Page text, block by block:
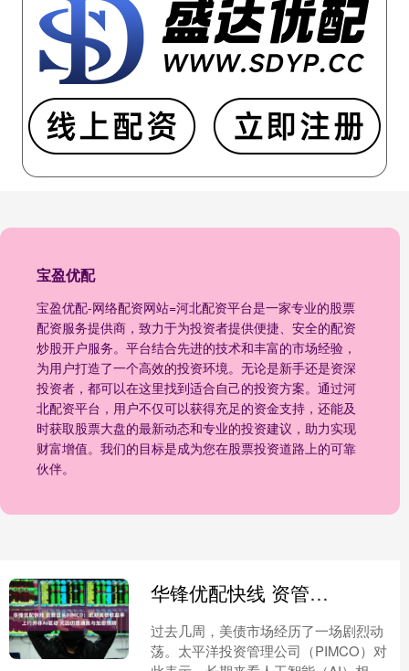
宝盈优配
宝盈优配-网络配资网站=河北配资平台是一家专业的股票
配资服务提供商，致力于为投资者提供便捷、安全的配资
炒股开户服务。平台结合先进的技术和丰富的市场经验，
为用户打造了一个高效的投资环境。无论是新手还是资深
投资者，都可以在这里找到适合自己的投资方案。通过河
北配资平台，用户不仅可以获得充足的资金支持，还能及
时获取股票大盘的最新动态和专业的投资建议，助力实现
财富增值。我们的目标是成为您在股票投资道路上的可靠
伙伴。
华锋优配快线 资管巨头PIMCO：近期美债收益率上行并非AI驱动 元凶仍是通胀与加息预期
过去几周，美债市场经历了一场剧烈动
荡。太平洋投资管理公司（PIMCO）对